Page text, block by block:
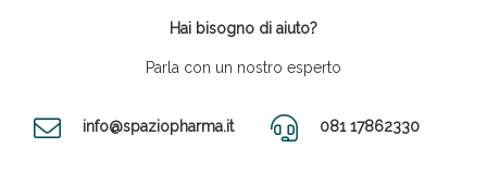
Hai bisogno di aiuto?
Parla con un nostro esperto
info@spaziopharma.it 081 17862330